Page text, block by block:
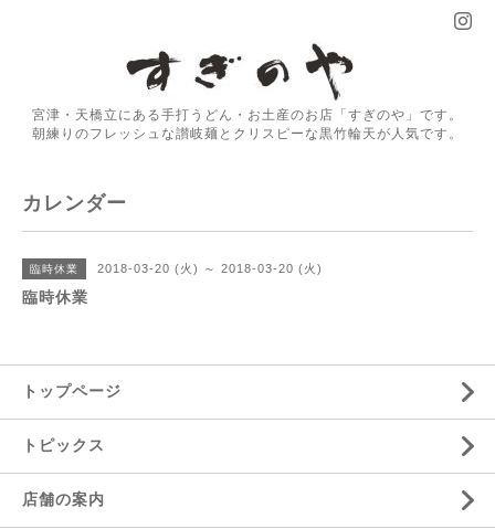
宮津・天橋立にある手打うどん・お土産のお店「すぎのや」です。
朝練りのフレッシュな讃岐麺とクリスピーな黒竹輪天が人気です。
カレンダー
臨時休業 2018-03-20 (火) ～ 2018-03-20 (火)
臨時休業
トップページ
トピックス
店舗の案内